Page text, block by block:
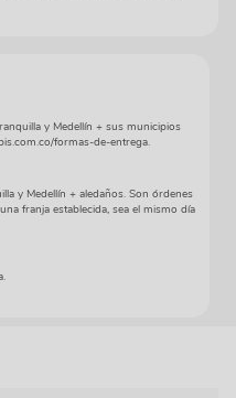
y Medellín + sus municipios
formas-de-entrega.
y Medellín + aledaños. Son órdenes
franja establecida, sea el mismo día